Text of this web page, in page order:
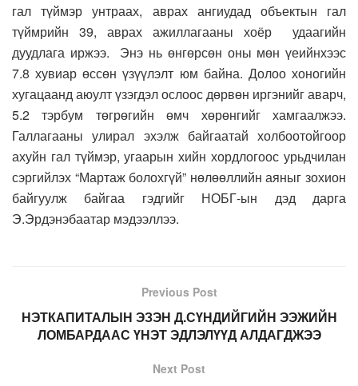
гал түймэр унтраах, аврах ангиудад объектын гал
түймрийн 39, аврах ажиллагааны хоёр
удаагийн
дуудлага иржээ. Энэ нь өнгөрсөн оны мөн үеийнхээс
7.8 хувиар өссөн үзүүлэлт юм байна. Долоо хоногийн
хугацаанд аюулт үзэгдэл ослоос дөрвөн иргэнийг аварч,
5.2 тэрбум төгрөгийн өмч хөрөнгийг хамгаалжээ.
Галлагааны улирал эхэлж байгаатай холбоотойгоор
ахуйн гал түймэр, угаарын хийн хордлогоос урьдчилан
сэргийлэх “Мартаж болохгүй” нөлөөллийн аяныг зохион
байгуулж байгаа гэдгийг НОБГ-ын дэд дарга
Э.Эрдэнэбаатар мэдээллээ.
Previous Post
НЭТКАПИТАЛЫН ЭЗЭН Д.СҮНДИЙГИЙН ЭЭЖИЙН
ЛОМБАРДААС ҮНЭТ ЭДЛЭЛҮҮД АЛДАГДЖЭЭ
Next Post